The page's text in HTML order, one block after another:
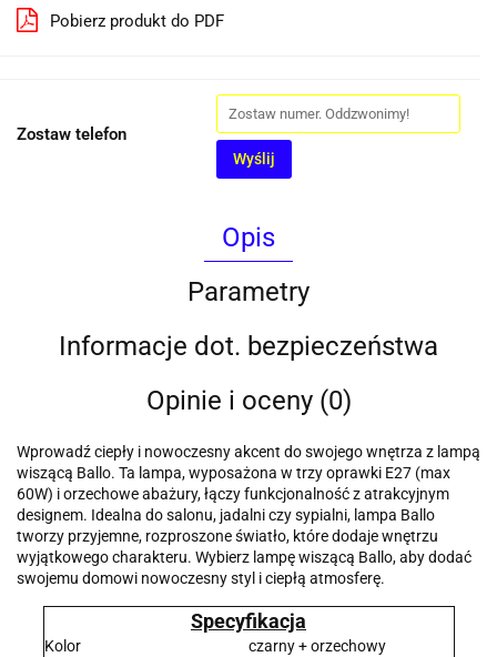
Pobierz produkt do PDF
Zostaw telefon
Wyślij
Opis
Parametry
Informacje dot. bezpieczeństwa
Opinie i oceny (0)
Wprowadź ciepły i nowoczesny akcent do swojego wnętrza z lampą
wiszącą Ballo. Ta lampa, wyposażona w trzy oprawki E27 (max
60W) i orzechowe abażury, łączy funkcjonalność z atrakcyjnym
designem. Idealna do salonu, jadalni czy sypialni, lampa Ballo
tworzy przyjemne, rozproszone światło, które dodaje wnętrzu
wyjątkowego charakteru. Wybierz lampę wiszącą Ballo, aby dodać
swojemu domowi nowoczesny styl i ciepłą atmosferę.
Specyfikacja
Kolor
czarny + orzechowy